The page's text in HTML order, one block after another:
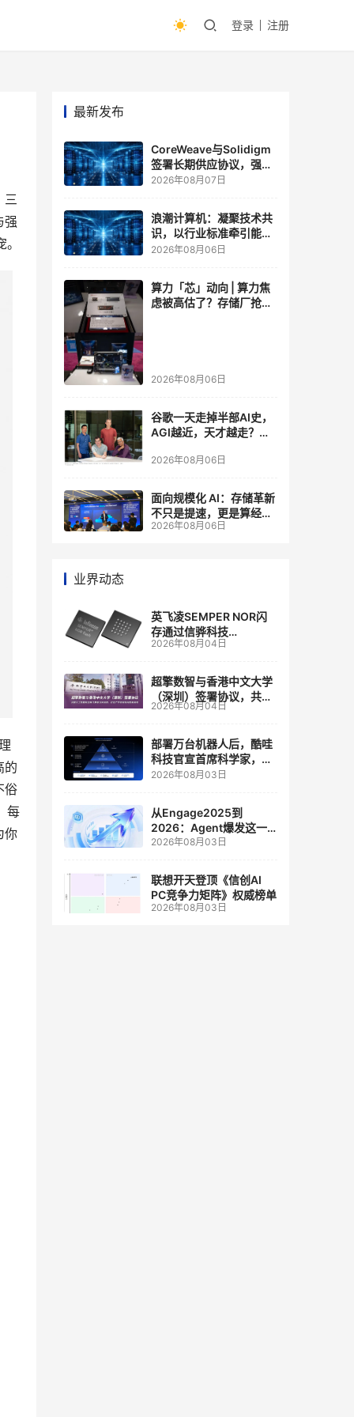
登录 注册
三
强
的
俗
每
你
最新发布
CoreWeave与Solidigm
签署长期供应协议，强化
一体化人工智能云平台
2026年08月07日
浪潮计算机：凝聚技术共
识，以行业标准牵引能力
跃升
2026年08月06日
算力「芯」动向 | 算力焦
虑被高估了？存储厂抢了
2026年08月06日
谷歌一天走掉半部AI史，
AGI越近，天才越走？大
自己的研发节奏
2026年08月06日
面向规模化 AI：存储革新
不只是提速，更是算经济
账
2026年08月06日
业界动态
英飞凌SEMPER NOR闪
存通过信骅科技
AST2700 BMC认证，全
管理
2026年08月04日
超擎数智与香港中文大学
（深圳）签署协议，共建
人工智能和边缘计算联合
2026年08月04日
部署万台机器人后，酷哇
科技官宣首席科学家，要
让世界模型交付生产力
2026年08月03日
从Engage2025到
2026：Agent爆发这一
年，AI CRM 走到哪了
2026年08月03日
联想开天登顶《信创AI
PC竞争力矩阵》权威榜单
2026年08月03日